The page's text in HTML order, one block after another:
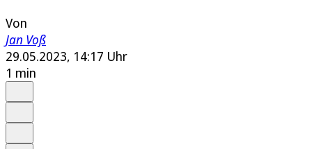
Von
Jan Voß
29.05.2023, 14:17 Uhr
1 min